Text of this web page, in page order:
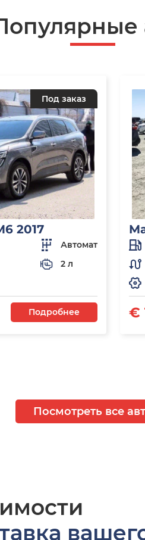
Под заказ
2017
Автомат
2 л
Подробнее €
Посмотреть все